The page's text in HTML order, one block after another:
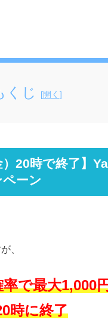
くじ [開く ]
）20時で終了】
ーン
、
で最大1,000
時に終了